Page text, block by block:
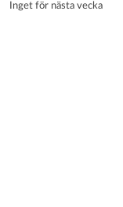
Inget för nästa vecka